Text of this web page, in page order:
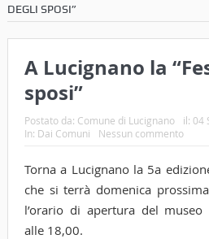
DEGLI SPOSI”
A Lucignano la
sposi”
Postato da: Comune di Lucignano il: 04
In: Dai Comuni Nessun commento
Torna a Lucignano la 5a
che si terrà domenica
l’orario di apertura del
alle 18,00.